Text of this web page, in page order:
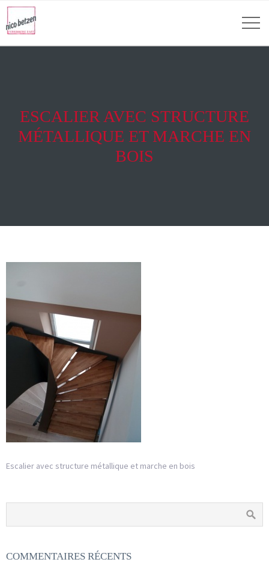
ESCALIER AVEC STRUCTURE
MÉTALLIQUE ET MARCHE EN
BOIS
Escalier avec structure métallique et marche en bois
COMMENTAIRES RÉCENTS